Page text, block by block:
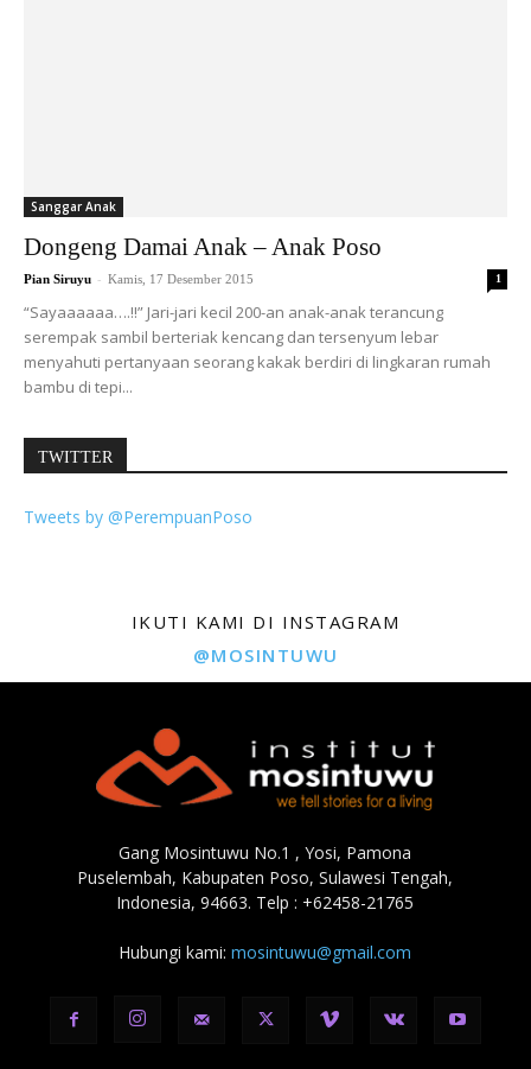
Sanggar Anak
Dongeng Damai Anak – Anak Poso
Pian Siruyu - Kamis, 17 Desember 2015 1
“Sayaaaaaa….!!” Jari-jari kecil 200-an anak-anak terancung
serempak sambil berteriak kencang dan tersenyum lebar
menyahuti pertanyaan seorang kakak berdiri di lingkaran rumah
bambu di tepi...
TWITTER
Tweets by @PerempuanPoso
IKUTI KAMI DI INSTAGRAM
@MOSINTUWU
Gang Mosintuwu No.1 , Yosi, Pamona
Puselembah, Kabupaten Poso, Sulawesi Tengah,
Indonesia, 94663. Telp : +62458-21765
Hubungi kami:mosintuwu@gmail.com